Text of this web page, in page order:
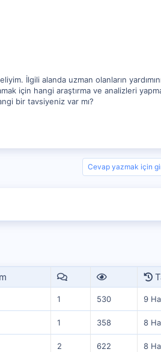
İlgili alanda uzman olanların
için hangi araştırma ve analizleri
bir tavsiyeniz var mı?
Cevap yazmak için
1 530 9
1 358 8
2 622 8